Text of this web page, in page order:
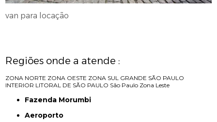
van para locação
Regiões onde a atende :
ZONA NORTE ZONA OESTE ZONA SUL GRANDE SÃO PAULO
INTERIOR LITORAL DE SÃO PAULO São Paulo Zona Leste
Fazenda Morumbi
Aeroporto